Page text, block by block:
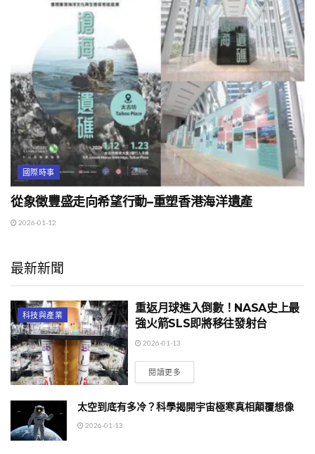
國際時事
從象徵豐盛走向希望行動–重塑香港海洋遺產
2026-01-12
最新新聞
科技與產業
重返月球進入倒數！NASA史上最
強火箭SLS即將移往發射台
2026-01-13
閱讀更多
太空到底有多冷？科學揭開宇宙極寒真相顛覆想像
2026-01-13